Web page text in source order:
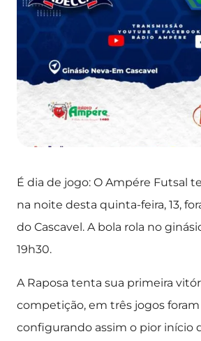
É dia de jogo: O Ampére Futsal
na noite desta quinta-feira, 13,
do Cascavel. A bola rola no
19h30.
A Raposa tenta sua primeira
competição, em três jogos foram
configurando assim o pior início